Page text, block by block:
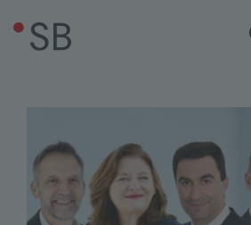
SBVG
Die Rolle der Banken bei
Quick Links Sommersession